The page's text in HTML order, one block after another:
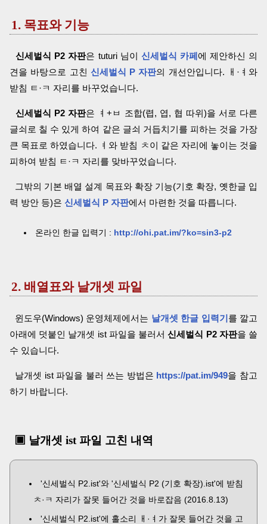
1. 목표와 기능
신세벌식 P2 자판은 tuturi 님이 신세벌식 카페에 제안하신 의
견을 바탕으로 고친 신세벌식 P 자판의 개선안입니다. ㅐ·ㅕ와
받침 ㅌ·ㅋ 자리를 바꾸었습니다.
신세벌식 P2 자판은 ㅕ+ㅂ 조합(렵, 엽, 협 따위)을 서로 다른
글쇠로 칠 수 있게 하여 같은 글쇠 거듭치기를 피하는 것을 가장
큰 목표로 하였습니다. ㅕ와 받침 ㅊ이 같은 자리에 놓이는 것을
피하여 받침 ㅌ·ㅋ 자리를 맞바꾸었습니다.
그밖의 기본 배열 설계 목표와 확장 기능(기호 확장, 옛한글 입
력 방안 등)은 신세벌식 P 자판에서 마련한 것을 따릅니다.
온라인 한글 입력기 : http://ohi.pat.im/?ko=sin3-p2
2. 배열표와 날개셋 파일
윈도우(Windows) 운영체제에서는 날개셋 한글 입력기를 깔고
아래에 덧붙인 날개셋 ist 파일을 불러서신세벌식 P2 자판을 쓸
수 있습니다.
날개셋 ist 파일을 불러 쓰는 방법은 https://pat.im/949을 참고
하기 바랍니다.
▣ 날개셋 ist 파일 고친 내역
'신세벌식 P2.ist'와 '신세벌식 P2 (기호 확장).ist'에 받침
ㅊ·ㅋ 자리가 잘못 들어간 것을 바로잡음 (2016.8.13)
'신세벌식 P2.ist'에 홀소리 ㅐ·ㅕ가 잘못 들어간 것을 고